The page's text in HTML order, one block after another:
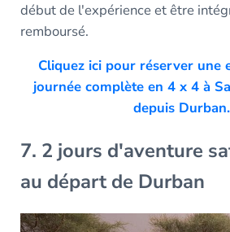
début de l'expérience et être
remboursé.
Cliquez ici pour réserver une
journée complète en 4 x 4 à
depuis Durban.
7. 2 jours d'aventure
au départ de Durban